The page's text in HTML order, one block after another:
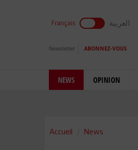
Français العربية
Newsletter ABONNEZ-VOUS
NEWS OPINION
Accueil News